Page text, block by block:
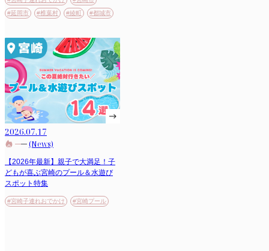
#延岡市
#椎葉村 #綾町 #都城市
2026.07.17
(News)
【2026年最新】親子で大満足！子
どもが喜ぶ宮崎のプール＆水遊び
スポット特集
#宮崎子連れおでかけ #宮崎プール